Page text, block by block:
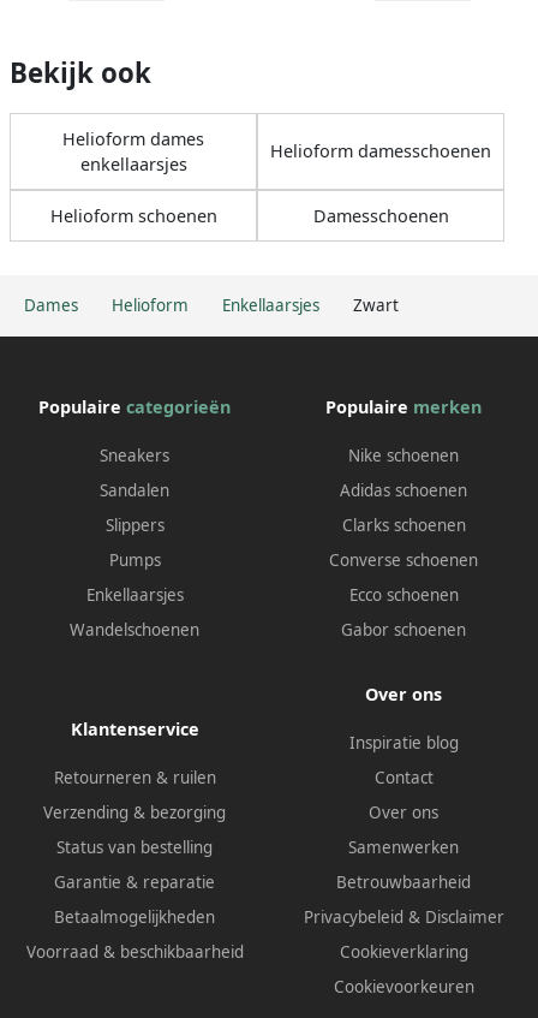
Dames Helioform Enkellaarsjes Zwart
Bekijk ook
Helioform dames
enkellaarsjes
Helioform damesschoenen
Helioform schoenen Damesschoenen
Populaire categorieën
Sneakers
Sandalen
Slippers
Pumps
Enkellaarsjes
Wandelschoenen
Populaire merken
Nike schoenen
Adidas schoenen
Clarks schoenen
Converse schoenen
Ecco schoenen
Gabor schoenen
Klantenservice
Retourneren & ruilen
Verzending & bezorging
Status van bestelling
Garantie & reparatie
Betaalmogelijkheden
Voorraad & beschikbaarheid
Over ons
Inspiratie blog
Contact
Over ons
Samenwerken
Betrouwbaarheid
Privacybeleid & Disclaimer
Cookieverklaring
Cookievoorkeuren